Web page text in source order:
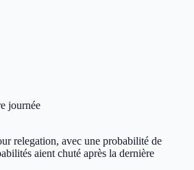
journée
relegation, avec une probabilité de
aient chuté après la dernière